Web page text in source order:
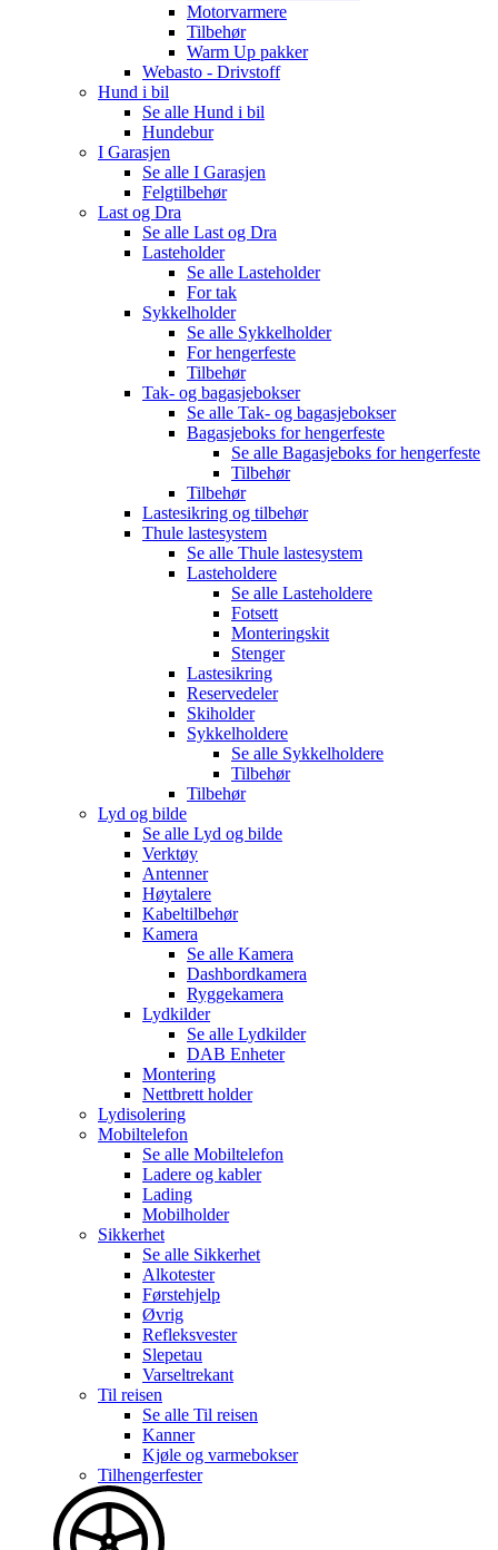
Motorvarmere
Tilbehør
Warm Up pakker
Webasto - Drivstoff
Hund i bil
Se alle Hund i bil
Hundebur
I Garasjen
Se alle I Garasjen
Felgtilbehør
Last og Dra
Se alle Last og Dra
Lasteholder
Se alle Lasteholder
For tak
Sykkelholder
Se alle Sykkelholder
For hengerfeste
Tilbehør
Tak- og bagasjebokser
Se alle Tak- og bagasjebokser
Bagasjeboks for hengerfeste
Se alle Bagasjeboks for hengerfeste
Tilbehør
Tilbehør
Lastesikring og tilbehør
Thule lastesystem
Se alle Thule lastesystem
Lasteholdere
Se alle Lasteholdere
Fotsett
Monteringskit
Stenger
Lastesikring
Reservedeler
Skiholder
Sykkelholdere
Se alle Sykkelholdere
Tilbehør
Tilbehør
Lyd og bilde
Se alle Lyd og bilde
Verktøy
Antenner
Høytalere
Kabeltilbehør
Kamera
Se alle Kamera
Dashbordkamera
Ryggekamera
Lydkilder
Se alle Lydkilder
DAB Enheter
Montering
Nettbrett holder
Lydisolering
Mobiltelefon
Se alle Mobiltelefon
Ladere og kabler
Lading
Mobilholder
Sikkerhet
Se alle Sikkerhet
Alkotester
Førstehjelp
Øvrig
Refleksvester
Slepetau
Varseltrekant
Til reisen
Se alle Til reisen
Kanner
Kjøle og varmebokser
Tilhengerfester